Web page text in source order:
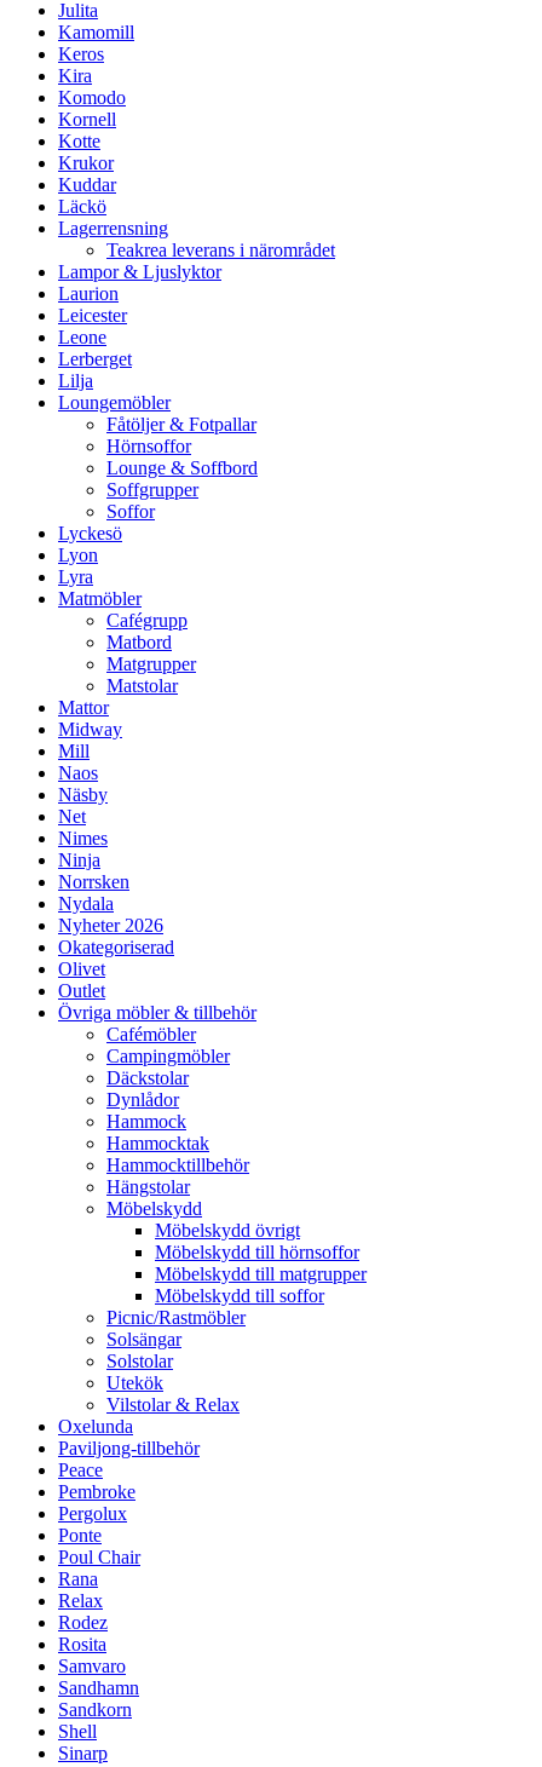
Julita
Kamomill
Keros
Kira
Komodo
Kornell
Kotte
Krukor
Kuddar
Läckö
Lagerrensning
Teakrea leverans i närområdet
Lampor & Ljuslyktor
Laurion
Leicester
Leone
Lerberget
Lilja
Loungemöbler
Fåtöljer & Fotpallar
Hörnsoffor
Lounge & Soffbord
Soffgrupper
Soffor
Lyckesö
Lyon
Lyra
Matmöbler
Cafégrupp
Matbord
Matgrupper
Matstolar
Mattor
Midway
Mill
Naos
Näsby
Net
Nimes
Ninja
Norrsken
Nydala
Nyheter 2026
Okategoriserad
Olivet
Outlet
Övriga möbler & tillbehör
Cafémöbler
Campingmöbler
Däckstolar
Dynlådor
Hammock
Hammocktak
Hammocktillbehör
Hängstolar
Möbelskydd
Möbelskydd övrigt
Möbelskydd till hörnsoffor
Möbelskydd till matgrupper
Möbelskydd till soffor
Picnic/Rastmöbler
Solsängar
Solstolar
Utekök
Vilstolar & Relax
Oxelunda
Paviljong-tillbehör
Peace
Pembroke
Pergolux
Ponte
Poul Chair
Rana
Relax
Rodez
Rosita
Samvaro
Sandhamn
Sandkorn
Shell
Sinarp